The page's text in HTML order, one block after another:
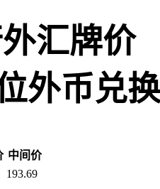
汇牌价
外币兑
中间价
193.69